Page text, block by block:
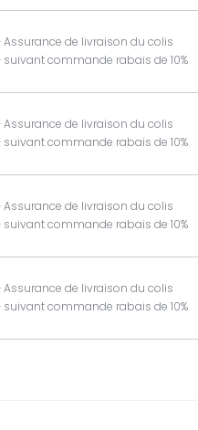
Assurance de livraison du colis
suivant commande rabais de 10%
Assurance de livraison du colis
suivant commande rabais de 10%
Assurance de livraison du colis
suivant commande rabais de 10%
Assurance de livraison du colis
suivant commande rabais de 10%